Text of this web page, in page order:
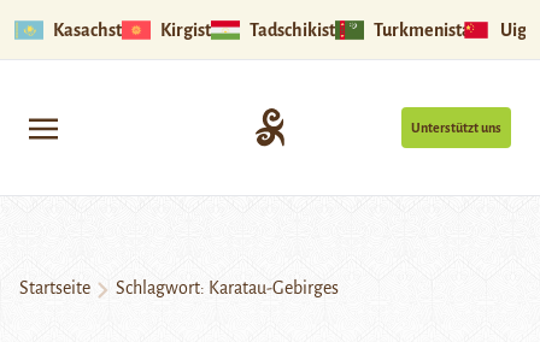
Kasachstan Kirgistan Tadschikistan Turkmenistan
Unterstützt uns
Startseite Schlagwort: Karatau-Gebirges